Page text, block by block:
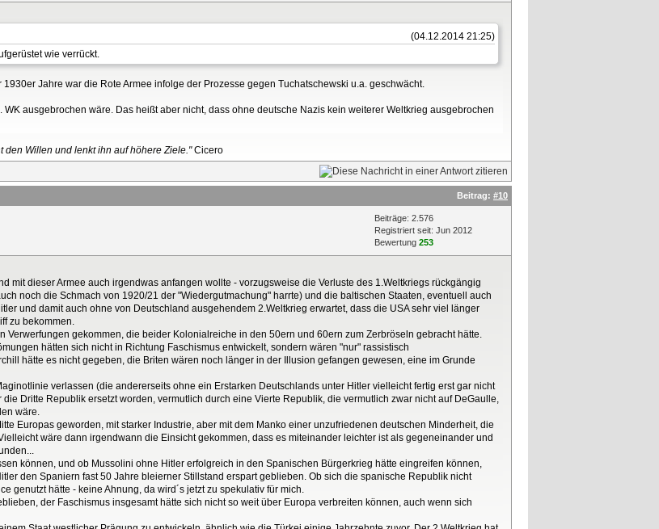
(04.12.2014 21:25)
wie verrückt.
Jahre war die Rote Armee infolge der Prozesse gegen Tuchatschewski u.a. geschwächt.
ausgebrochen wäre. Das heißt aber nicht, dass ohne deutsche Nazis kein weiterer Weltkrieg ausgebrochen
den Willen und lenkt ihn auf höhere Ziele."Cicero
Beitrag: #10
Beiträge: 2.576
Registriert seit: Jun 2012
Bewertung 253
mit dieser Armee auch irgendwas anfangen wollte - vorzugsweise die Verluste des 1.Weltkriegs rückgängig
noch die Schmach von 1920/21 der "Wiedergutmachung" harrte) und die baltischen Staaten, eventuell auch
und damit auch ohne von Deutschland ausgehendem 2.Weltkrieg erwartet, dass die USA sehr viel länger
zu bekommen.
Verwerfungen gekommen, die beider Kolonialreiche in den 50ern und 60ern zum Zerbröseln gebracht hätte.
hätten sich nicht in Richtung Faschismus entwickelt, sondern wären "nur" rassistisch
hätte es nicht gegeben, die Briten wären noch länger in der Illusion gefangen gewesen, eine im Grunde
verlassen (die andererseits ohne ein Erstarken Deutschlands unter Hitler vielleicht fertig erst gar nicht
Dritte Republik ersetzt worden, vermutlich durch eine Vierte Republik, die vermutlich zwar nicht auf DeGaulle,
wäre.
Europas geworden, mit starker Industrie, aber mit dem Manko einer unzufriedenen deutschen Minderheit, die
wäre dann irgendwann die Einsicht gekommen, dass es miteinander leichter ist als gegeneinander und
können, und ob Mussolini ohne Hitler erfolgreich in den Spanischen Bürgerkrieg hätte eingreifen können,
den Spaniern fast 50 Jahre bleierner Stillstand erspart geblieben. Ob sich die spanische Republik nicht
genutzt hätte - keine Ahnung, da wird´s jetzt zu spekulativ für mich.
der Faschismus insgesamt hätte sich nicht so weit über Europa verbreiten können, auch wenn sich